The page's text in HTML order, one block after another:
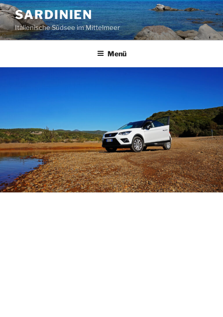
Zum
Inhalt
springen
SARDINIEN
Italienische Südsee im Mittelmeer
Menü